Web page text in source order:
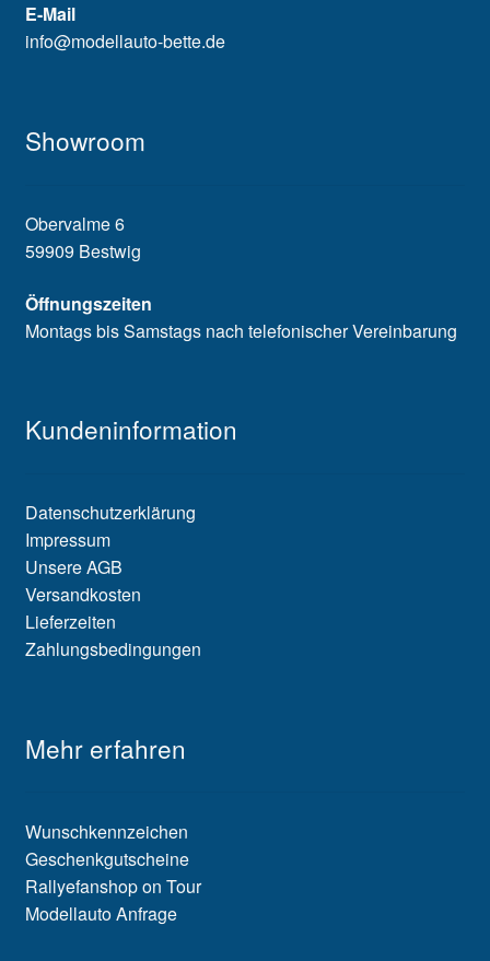
E-Mail
info@modellauto-bette.de
Showroom
Obervalme 6
59909 Bestwig
Öffnungszeiten
Montags bis Samstags nach telefonischer Vereinbarung
Kundeninformation
Datenschutzerklärung
Impressum
Unsere AGB
Versandkosten
Lieferzeiten
Zahlungsbedingungen
Mehr erfahren
Wunschkennzeichen
Geschenkgutscheine
Rallyefanshop on Tour
Modellauto Anfrage